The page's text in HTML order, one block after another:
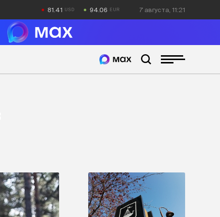
81.41 94.06 7 августа, 11:22